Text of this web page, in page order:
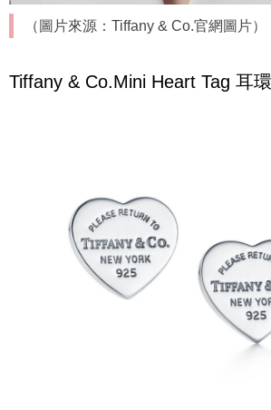
（圖片來源：Tiffany & Co.官網圖片）
Tiffany & Co.Mini Heart Tag 耳環